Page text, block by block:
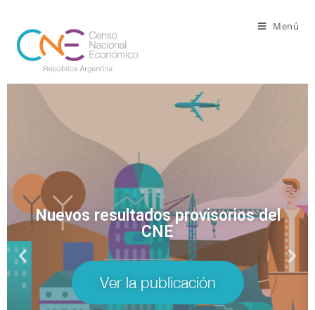
Menú
Nuevos resultados provisorios del
CNE
Ver la publicación